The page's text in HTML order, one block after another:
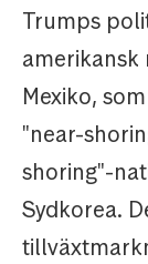
Trumps
amerikansk
Mexiko,
"near-
shoring"-
Sydkorea.